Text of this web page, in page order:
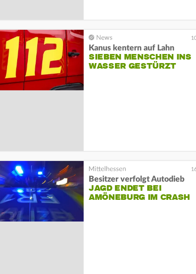
Kanus kentern auf Lahn
SIEBEN MENSCHEN INS
WASSER GESTÜRZT
Besitzer verfolgt Autodieb
JAGD ENDET BEI
AMÖNEBURG IM CRASH